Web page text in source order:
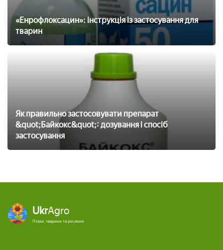
«Енрофлоксацин»: інструкція із застосування для
тварин
Як правильно застосовувати препарат
&quot;Байкокс&quot;: дозування і спосіб
застосування
UkrAgro
Птахи, тварини та рослини